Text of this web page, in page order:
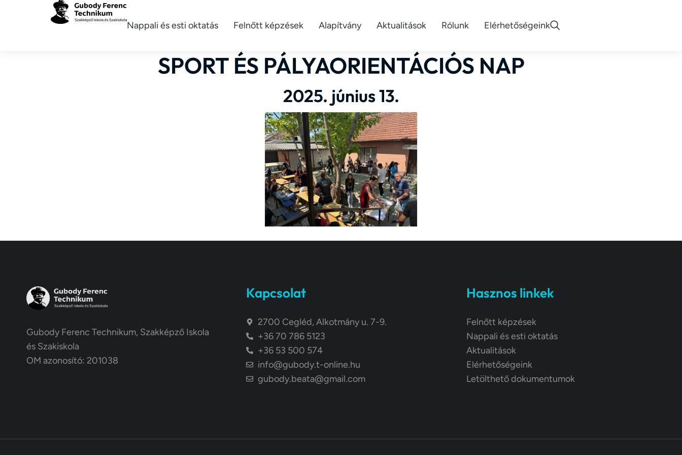
Nappali és esti oktatás Felnőtt képzések Alapítvány Aktualitások Rólunk Elérhetőségeink
SPORT ÉS PÁLYAORIENTÁCIÓS NAP
2025. június 13.
Gubody Ferenc Technikum, Szakképző Iskola
és Szakiskola
OM azonosító: 201038
Kapcsolat
2700 Cegléd, Alkotmány u. 7-9.
+36 70 786 5123
+36 53 500 574
info@gubody.t-online.hu
gubody.beata@gmail.com
Hasznos linkek
Felnőtt képzések
Nappali és esti oktatás
Aktualitások
Elérhetőségeink
Letölthető dokumentumok